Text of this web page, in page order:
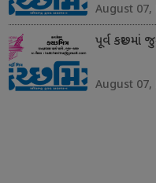
August 07,
પૂર્વ કચ્છમાં
August 07,